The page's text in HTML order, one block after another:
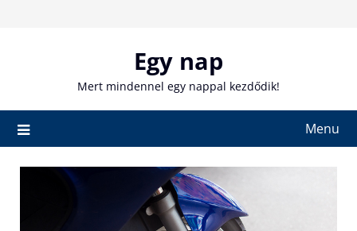
Egy nap
Mert mindennel egy nappal kezdődik!
Menu